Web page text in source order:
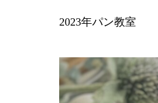
2023年パン教室